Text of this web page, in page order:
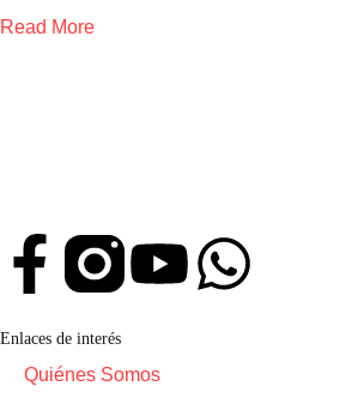
Read More
Enlaces de interés
Quiénes Somos